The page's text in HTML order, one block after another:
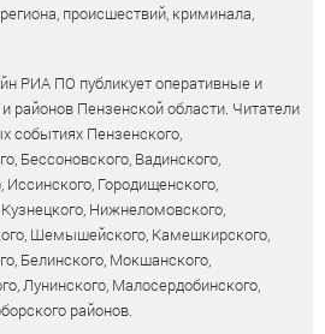
происшествий, криминала,
РИА ПО публикует оперативные и
районов Пензенской области. Читатели
событиях Пензенского,
Бессоновского, Вадинского,
Городищенского,
Нижнеломовского,
Шемышейского, Камешкирского,
Белинского, Мокшанского,
Лунинского, Малосердобинского,
районов.